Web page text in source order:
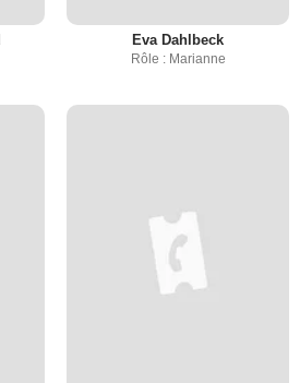
Eva Dahlbeck
Rôle : Marianne